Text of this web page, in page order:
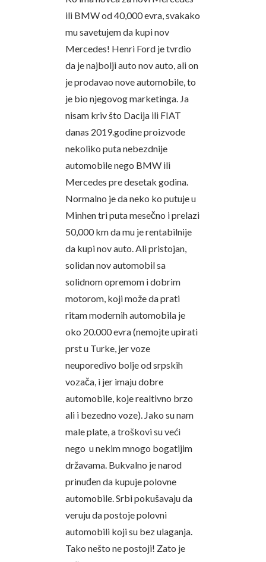
ili BMW od 40,000 evra, svakako
mu savetujem da kupi nov
Mercedes! Henri Ford je tvrdio
da je najbolji auto nov auto, ali on
je prodavao nove automobile, to
je bio njegovog marketinga. Ja
nisam kriv što Dacija ili FIAT
danas 2019.godine proizvode
nekoliko puta nebezdnije
automobile nego BMW ili
Mercedes pre desetak godina.
Normalno je da neko ko putuje u
Minhen tri puta mesečno i prelazi
50,000 km da mu je rentabilnije
da kupi nov auto. Ali pristojan,
solidan nov automobil sa
solidnom opremom i dobrim
motorom, koji može da prati
ritam modernih automobila je
oko 20.000 evra (nemojte upirati
prst u Turke, jer voze
neuporedivo bolje od srpskih
vozača, i jer imaju dobre
automobile, koje realtivno brzo
ali i bezedno voze). Jako su nam
male plate, a troškovi su veći
nego u nekim mnogo bogatijim
državama. Bukvalno je narod
prinuđen da kupuje polovne
automobile. Srbi pokušavaju da
veruju da postoje polovni
automobili koji su bez ulaganja.
Tako nešto ne postoji! Zato je